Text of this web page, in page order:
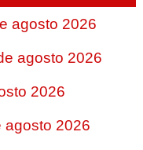
agosto 2026
agosto 2026
2026
agosto 2026